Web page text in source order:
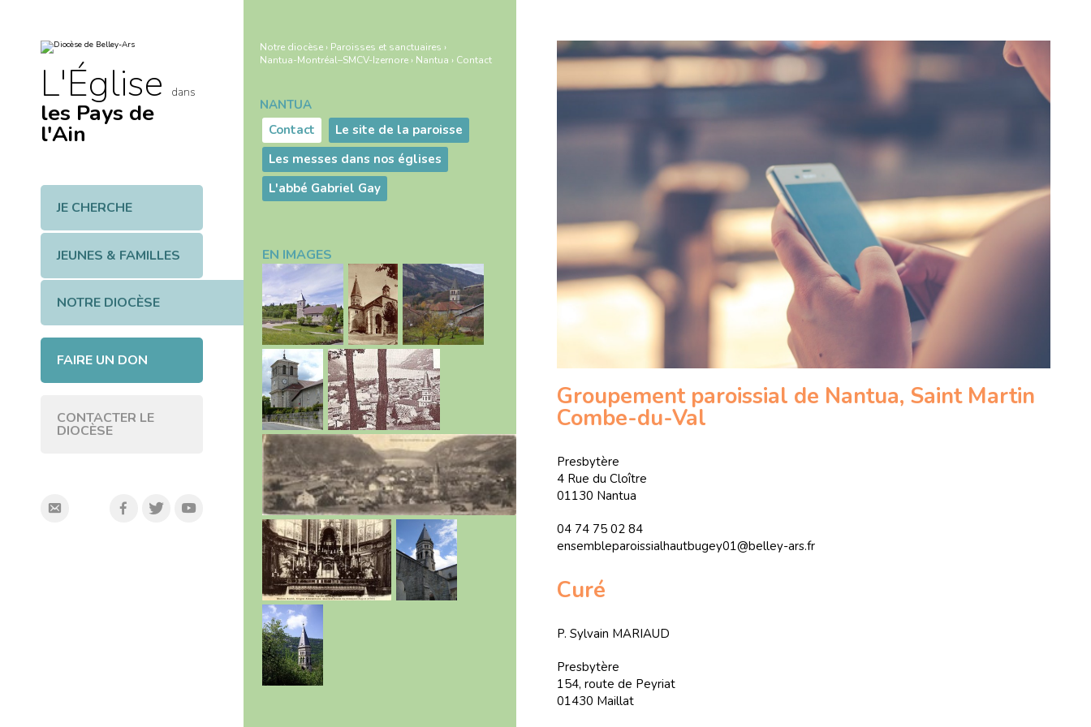
L'Église dans
les Pays de
l'Ain
JE CHERCHE
JEUNES & FAMILLES
NOTRE DIOCÈSE
FAIRE UN DON
CONTACTER LE
DIOCÈSE
Groupement paroissial de Nantua, Saint Martin
Combe-du-Val
Presbytère
4 Rue du Cloître
01130 Nantua
04 74 75 02 84
ensembleparoissialhautbugey01@belley-ars.fr
Curé
P. Sylvain MARIAUD
Presbytère
154, route de Peyriat
01430 Maillat
Notre diocèse › Paroisses et sanctuaires ›
Nantua-Montréal–SMCV-Izernore › Nantua › Contact
Navigation
NANTUA
Contact
Le site de la paroisse
Les messes dans nos églises
L'abbé Gabriel Gay
EN IMAGES